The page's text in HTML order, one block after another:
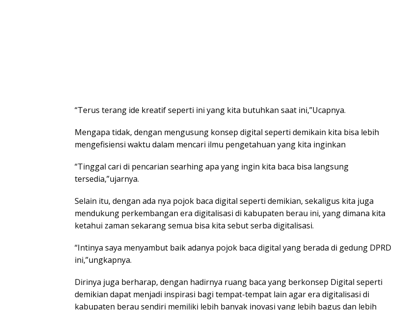
“Terus terang ide kreatif seperti ini yang kita butuhkan saat ini,”Ucapnya.
Mengapa tidak, dengan mengusung konsep digital seperti demikain kita bisa lebih
mengefisiensi waktu dalam mencari ilmu pengetahuan yang kita inginkan
“Tinggal cari di pencarian searhing apa yang ingin kita baca bisa langsung
tersedia,”ujarnya.
Selain itu, dengan ada nya pojok baca digital seperti demikian, sekaligus kita juga
mendukung perkembangan era digitalisasi di kabupaten berau ini, yang dimana kita
ketahui zaman sekarang semua bisa kita sebut serba digitalisasi.
“Intinya saya menyambut baik adanya pojok baca digital yang berada di gedung DPRD
ini,”ungkapnya.
Dirinya juga berharap, dengan hadirnya ruang baca yang berkonsep Digital seperti
demikian dapat menjadi inspirasi bagi tempat-tempat lain agar era digitalisasi di
kabupaten berau sendiri memiliki lebih banyak inovasi yang lebih bagus dan lebih